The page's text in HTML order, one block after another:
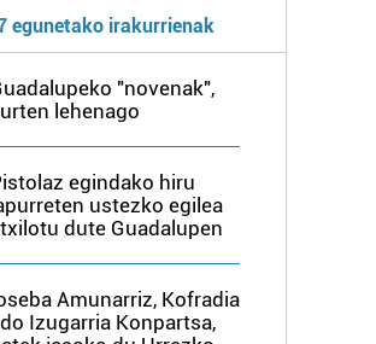
egunetako irakurrienak
"novenak",
lehenago
egindako hiru
ustezko egilea
dute Guadalupen
Amunarriz, Kofradia
Izugarria Konpartsa,